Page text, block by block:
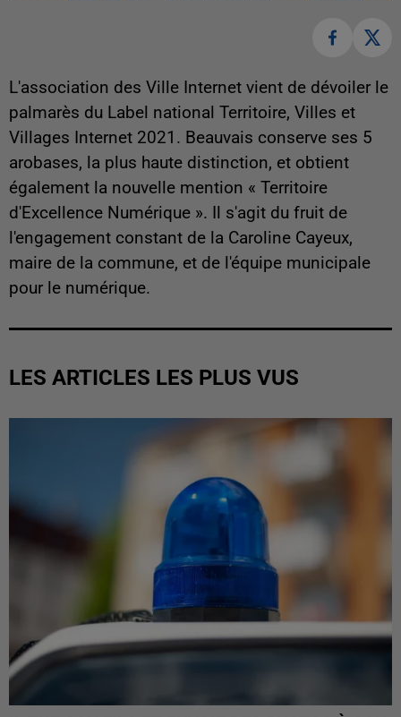
L'association des Ville Internet vient de dévoiler le
palmarès du Label national Territoire, Villes et
Villages Internet 2021. Beauvais conserve ses 5
arobases, la plus haute distinction, et obtient
également la nouvelle mention « Territoire
d'Excellence Numérique ». Il s'agit du fruit de
l'engagement constant de la Caroline Cayeux,
maire de la commune, et de l'équipe municipale
pour le numérique.
LES ARTICLES LES PLUS VUS